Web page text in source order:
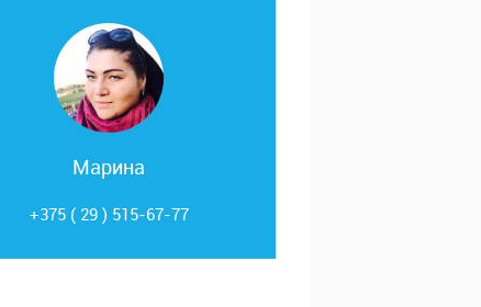
Марина
+375 ( 29 ) 515-67-77